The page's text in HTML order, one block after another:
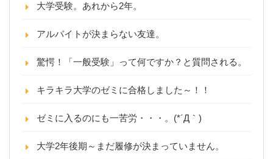
大学受験。あれから2年。
アルバイトが決まらない友達。
驚愕！「一般受験」って何ですか？と質問される。
キラキラ大学のゼミに合格しました～！！
ゼミに入るのにも一苦労・・・。(*´Д｀)
大学2年後期～まだ履修が決まっていません。